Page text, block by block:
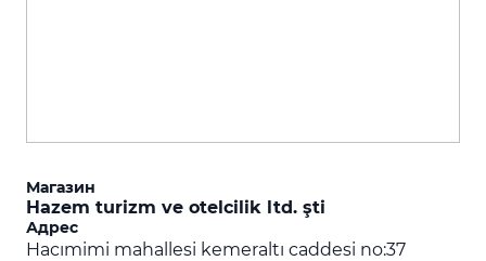
Магазин
Hazem turizm ve otelcilik ltd. şti
Адрес
Hacımimi mahallesi kemeraltı caddesi no:37